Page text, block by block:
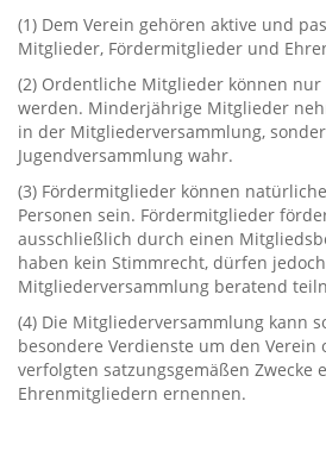
‭(‬1‭) ‬Dem Verein gehören aktive und
Mitglieder,‭ ‬Fördermitglieder und
(2‭) ‬Ordentliche Mitglieder können
werden.‭ ‬Minderjährige Mitglieder
in der Mitgliederversammlung,‭
Jugendversammlung wahr.
‭(‬3‭) ‬Fördermitglieder können
Personen sein.‭ ‬Fördermitglieder
ausschließlich durch einen
haben kein Stimmrecht,‭ ‬dürfen
Mitgliederversammlung beratend
(4‭) ‬Die Mitgliederversammlung kann
besondere Verdienste um den Verein
verfolgten satzungsgemäßen Zwecke
Ehrenmitgliedern ernennen.